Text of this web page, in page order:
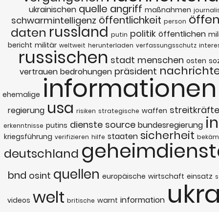
ukrainischen quelle angriff maßnahmen
schwarmintelligenz öffentlichkeit person
daten russland putin politik öffentlichen
bericht militär weltweit herunterladen verfassungsschutz
russischen stadt menschen osten
vertrauen bedrohungen präsident
ehemalige informationen
regierung usa risiken strategische waffen streitkräfte
erkenntnisse putins dienste source bundesregierung
kriegsführung verifizieren hilfe staaten sicherheit
deutschland
bnd osint quellen europäische wirtschaft einsatz
videos welt britische warnt information